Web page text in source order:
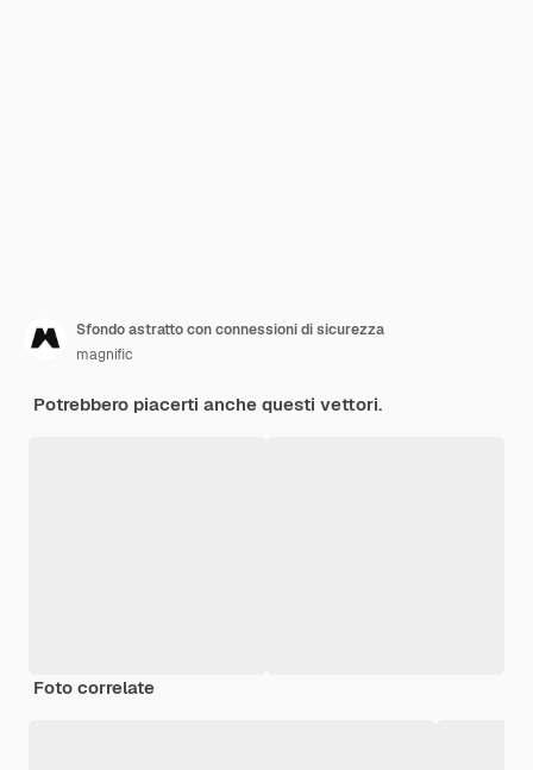
Sfondo astratto con connessioni di sicurezza
magnific
Potrebbero piacerti anche questi vettori.
Foto correlate